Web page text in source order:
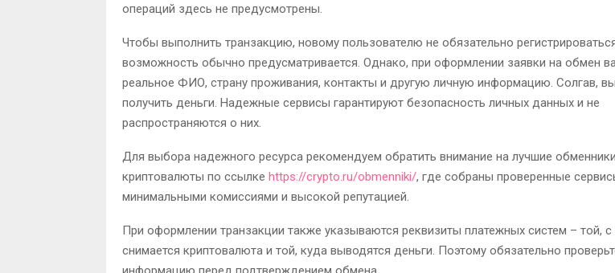
операций здесь не предусмотрены.
Чтобы выполнить транзакцию, новому пользователю не обязательно
возможность обычно предусматривается. Однако, при оформлении заявки на обмен
реальное ФИО, страну проживания, контакты и другую личную информацию. Солгав, вы
получить деньги. Надежные сервисы гарантируют безопасность личных данных и не
распространяются о них.
Для выбора надежного ресурса рекомендуем обратить внимание на лучшие обменники
криптовалюты по ссылке https://crypto.ru/obmenniki/, где собраны проверенные
минимальными комиссиями и высокой репутацией.
При оформлении транзакции также указываются реквизиты платежных систем – той, с
снимается криптовалюта и той, куда выводятся деньги. Поэтому обязательно